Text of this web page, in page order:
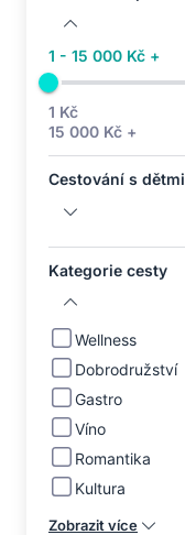
1 - 15 000 Kč +
1 Kč
15 000 Kč +
Cestování s dětmi
Kategorie cesty
Wellness
Dobrodružství
Gastro
Víno
Romantika
Kultura
Zobrazit více